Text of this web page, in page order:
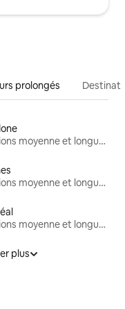
prolongés
Locations moyenne et longue durée
Locations moyenne et longue durée
Locations moyenne et longue durée
plus